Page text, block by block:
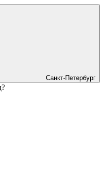
Санкт-Петербург